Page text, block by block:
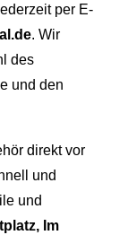
per E-
. Wir
des
und den
direkt vor
und
und
Im